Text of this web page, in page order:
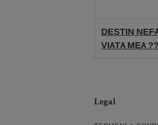
DESTIN
VIATA MEA
Legal